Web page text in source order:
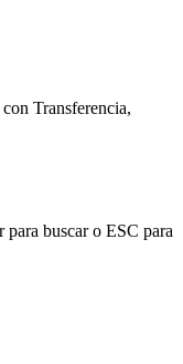
Transferencia,
para buscar o ESC para